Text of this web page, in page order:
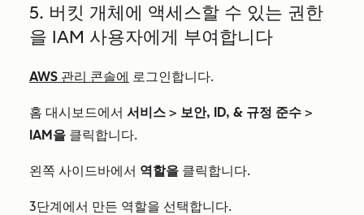
5. 버킷 개체에 액세스할 수 있는 권한
을 IAM 사용자에게 부여합니다
AWS 관리 콘솔에 로그인합니다.
홈 대시보드에서 서비스 > 보안, ID, & 규정 준수 >
IAM을 클릭합니다.
왼쪽 사이드바에서 역할을 클릭합니다.
3단계에서 만든 역할을 선택합니다.